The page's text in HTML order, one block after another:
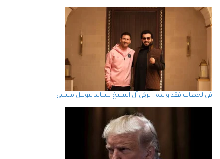
في لحظات فقد والده… تركي آل الشيخ يساند ليونيل ميسي